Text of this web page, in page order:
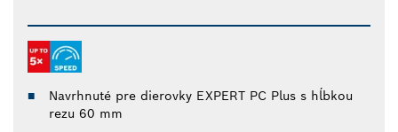
Navrhnuté pre dierovky EXPERT PC Plus s hĺbkou
rezu 60 mm